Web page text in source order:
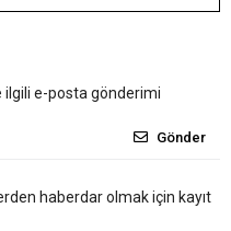
ilgili e-posta gönderimi
Gönder
haberdar olmak için kayıt